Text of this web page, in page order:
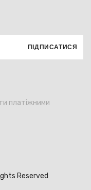
ПІДПИСАТИСЯ
платіжними
Reserved